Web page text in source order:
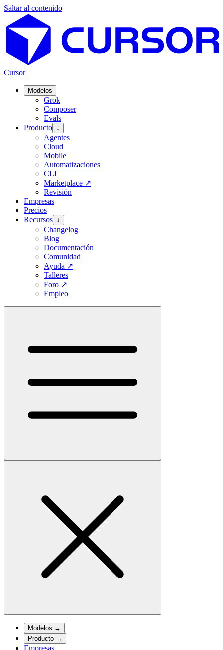
Saltar al contenido
Cursor
Modelos
Grok
Composer
Evals
Producto ↓
Agentes
Cloud
Mobile
Automatizaciones
CLI
Marketplace ↗
Revisión
Empresas
Precios
Recursos ↓
Changelog
Blog
Documentación
Comunidad
Ayuda ↗
Talleres
Foro ↗
Empleo
Modelos →
Producto →
Empresas